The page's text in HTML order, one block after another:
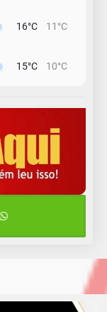
16°C 11°C
15°C 10°C
13°C 11°C